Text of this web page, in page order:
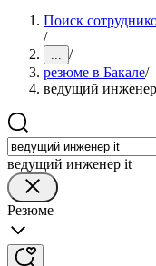
Поиск
/
... /
резюме в Бакале/
ведущий
ведущий инженер it
Резюме